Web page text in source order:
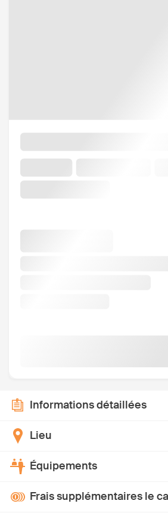
Informations détaillées
Lieu
Équipements
Frais supplémentaires le